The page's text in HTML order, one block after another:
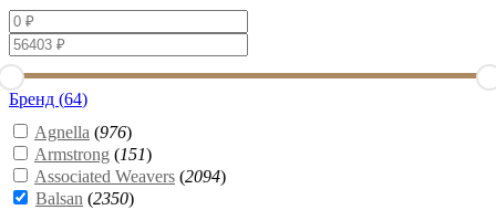
Бренд (64)
Agnella (976)
Armstrong (151)
Associated Weavers (2094)
Balsan (2350)